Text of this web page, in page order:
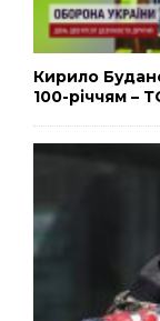
Кирило
100-річчям –